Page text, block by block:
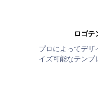
ロゴテ
プロによってデザ
イズ可能なテンプ